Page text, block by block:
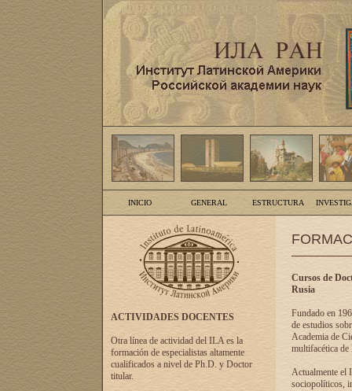
INICIO GENERAL ESTRUCTURA
ACTIVIDADES DOCENTES
Otra línea de actividad del ILA es la
formación de especialistas altamente
cualificados a nivel de Ph.D. y Doctor
titular.
Cursos de
Rusia
Fundado en
de estudios
Academia de
multifacética de
Actualmente el
sociopolíticos,